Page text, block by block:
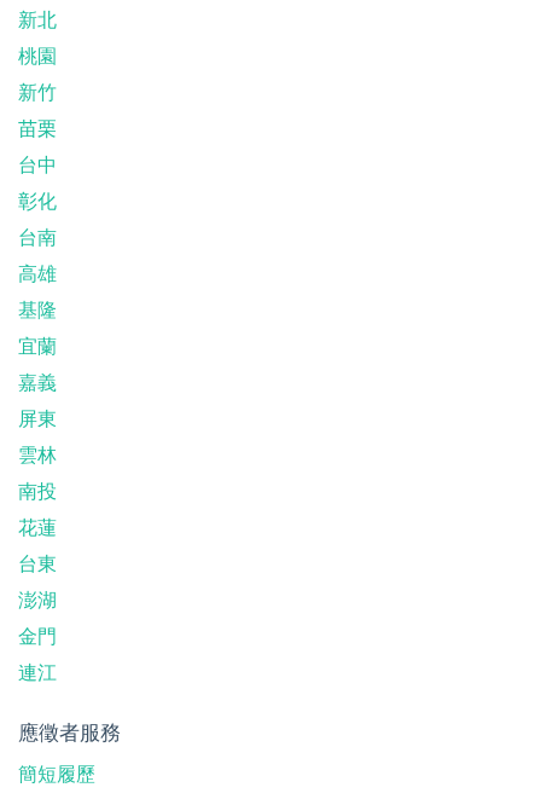
新北
桃園
新竹
苗栗
台中
彰化
台南
高雄
基隆
宜蘭
嘉義
屏東
雲林
南投
花蓮
台東
澎湖
金門
連江
應徵者服務
簡短履歷